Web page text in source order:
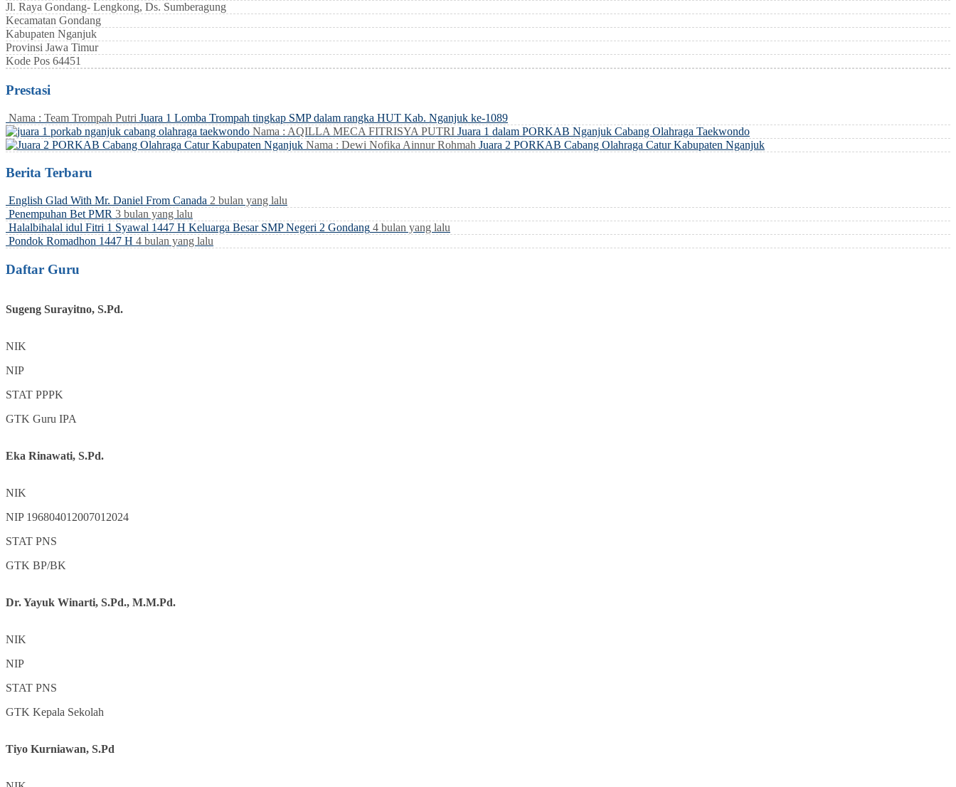
Jl. Raya Gondang- Lengkong, Ds. Sumberagung
Kecamatan Gondang
Kabupaten Nganjuk
Provinsi Jawa Timur
Kode Pos 64451
Prestasi
Nama : Team Trompah Putri Juara 1 Lomba Trompah tingkap SMP dalam rangka HUT Kab. Nganjuk ke-1089
Nama : AQILLA MECA FITRISYA PUTRI Juara 1 dalam PORKAB Nganjuk Cabang Olahraga Taekwondo
Nama : Dewi Nofika Ainnur Rohmah Juara 2 PORKAB Cabang Olahraga Catur Kabupaten Nganjuk
Berita Terbaru
English Glad With Mr. Daniel From Canada 2 bulan yang lalu
Penempuhan Bet PMR 3 bulan yang lalu
Halalbihalal idul Fitri 1 Syawal 1447 H Keluarga Besar SMP Negeri 2 Gondang 4 bulan yang lalu
Pondok Romadhon 1447 H 4 bulan yang lalu
Daftar Guru
Sugeng Surayitno, S.Pd.
NIK
NIP
STAT PPPK
GTK Guru IPA
Eka Rinawati, S.Pd.
NIK
NIP 196804012007012024
STAT PNS
GTK BP/BK
Dr. Yayuk Winarti, S.Pd., M.M.Pd.
NIK
NIP
STAT PNS
GTK Kepala Sekolah
Tiyo Kurniawan, S.Pd